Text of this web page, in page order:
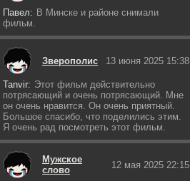
Павел: В Минске и районе снимали
фильм.
Зверополис 13 июня 2025 15:38
Tanvir: Этот фильм действительно
потрясающий и очень потрясающий. Мне
он очень нравится. Он очень приятный.
Большое спасибо, что поделились этим.
Я очень рад посмотреть этот фильм.
Мужское
слово
12 мая 2025 22:15